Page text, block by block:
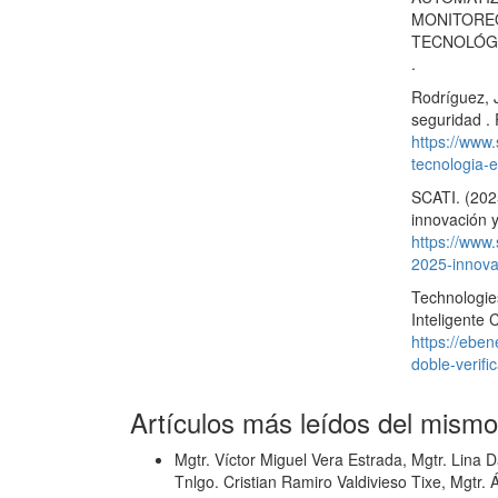
.
Rodríguez,
seguridad .
https://
tecnologia-
SCATI.
innovación
https://
2025-
Inteligente
https://
doble-
Artículos más leídos del
Mgtr. Víctor Miguel Vera Estrada, Mgtr. Lina
Tnlgo. Cristian Ramiro Valdivieso Tixe, Mgtr.